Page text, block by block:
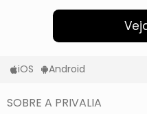
iOS Android
SOBRE A PRIVALIA